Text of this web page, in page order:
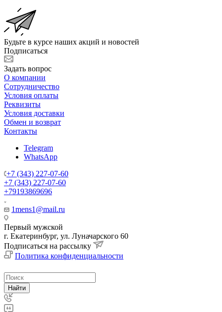
Будьте в курсе наших акций и новостей
Подписаться
Задать вопрос
О компании
Сотрудничество
Условия оплаты
Реквизиты
Условия доставки
Обмен и возврат
Контакты
Telegram
WhatsApp
+7 (343) 227-07-60
+7 (343) 227-07-60
+79193869696
1mens1@mail.ru
Первый мужской
г. Екатеринбург, ул. Луначарского 60
Подписаться на рассылку
Политика конфиденциальности
Найти